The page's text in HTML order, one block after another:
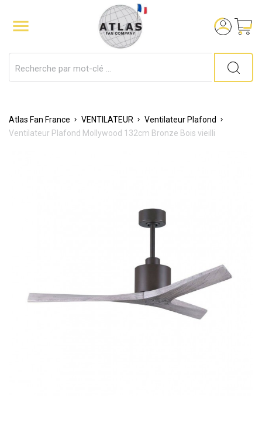

Atlas Fan France VENTILATEUR
Ventilateur Plafond
Ventilateur Plafond Mollywood 132cm Bronze Bois vieilli